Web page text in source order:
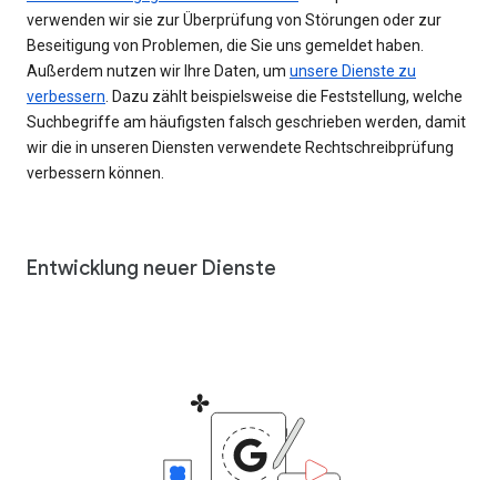
verwenden wir sie zur Überprüfung von Störungen oder zur
Beseitigung von Problemen, die Sie uns gemeldet haben.
Außerdem nutzen wir Ihre Daten, um unsere Dienste zu
verbessern . Dazu zählt beispielsweise die Feststellung, welche
Suchbegriffe am häufigsten falsch geschrieben werden, damit
wir die in unseren Diensten verwendete Rechtschreibprüfung
verbessern können.
Entwicklung neuer Dienste